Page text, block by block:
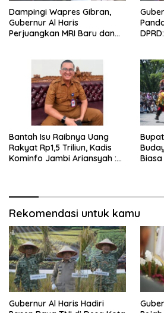
Dampingi Wapres Gibran,
Gubernur Al Haris
Perjuangkan MRI Baru dan
Bantah Isu Raibnya Uang
Rakyat Rp1,5 Triliun, Kadis
Kominfo Jambi Ariansyah :
Biasa
Rekomendasi untuk kamu
Gubernur Al Haris Hadiri